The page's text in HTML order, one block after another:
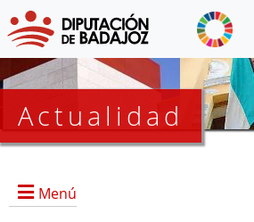
Actualidad
Menú